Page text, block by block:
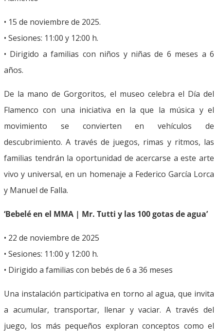
• 15 de noviembre de 2025.
• Sesiones: 11:00 y 12:00 h.
• Dirigido a familias con niños y niñas de 6 meses a 6
años.
De la mano de Gorgoritos, el museo celebra el Día del
Flamenco con una iniciativa en la que la música y el
movimiento se convierten en vehículos de
descubrimiento. A través de juegos, rimas y ritmos, las
familias tendrán la oportunidad de acercarse a este arte
vivo y universal, en un homenaje a Federico García Lorca
y Manuel de Falla.
‘Bebelé en el MMA | Mr. Tutti y las 100 gotas de agua’
• 22 de noviembre de 2025
• Sesiones: 11:00 y 12:00 h.
• Dirigido a familias con bebés de 6 a 36 meses
Una instalación participativa en torno al agua, que invita
a acumular, transportar, llenar y vaciar. A través del
juego, los más pequeños exploran conceptos como el